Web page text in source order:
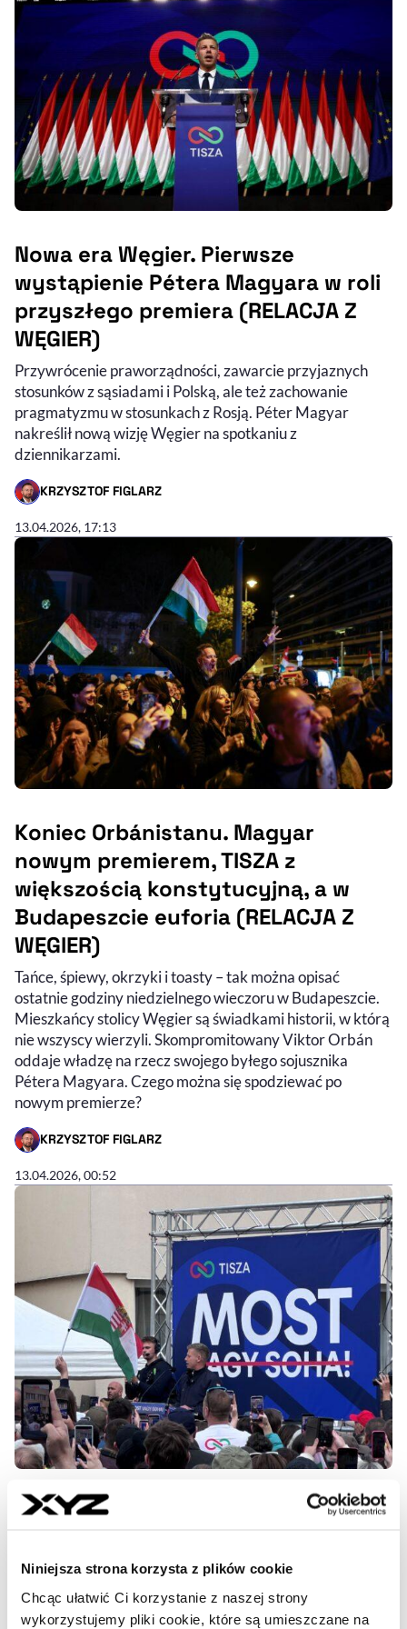
Niniejsza strona korzysta z plików cookie
Chcąc ułatwić Ci korzystanie z naszej strony
wykorzystujemy pliki cookie, które są umieszczane na
Nowa era Węgier. Pierwsze
wystąpienie Pétera Magyara w roli
przyszłego premiera (RELACJA Z
WĘGIER)
Przywrócenie praworządności, zawarcie przyjaznych
stosunków z sąsiadami i Polską, ale też zachowanie
pragmatyzmu w stosunkach z Rosją. Péter Magyar
nakreślił nową wizję Węgier na spotkaniu z
dziennikarzami.
KRZYSZTOF FIGLARZ
- AUTOR ARTYKUŁU - PROFIL
13.04.2026, 17:13
Koniec Orbánistanu. Magyar
nowym premierem, TISZA z
większością konstytucyjną, a w
Budapeszcie euforia (RELACJA Z
WĘGIER)
Tańce, śpiewy, okrzyki i toasty – tak można opisać
ostatnie godziny niedzielnego wieczoru w Budapeszcie.
Mieszkańcy stolicy Węgier są świadkami historii, w którą
nie wszyscy wierzyli. Skompromitowany Viktor Orbán
oddaje władzę na rzecz swojego byłego sojusznika
Pétera Magyara. Czego można się spodziewać po
nowym premierze?
KRZYSZTOF FIGLARZ
- AUTOR ARTYKUŁU - PROFIL
13.04.2026, 00:52
Węgrzy decydują. Byliśmy na finale
WĘGIER)
Węgrzy ruszyli do urn w historycznych wyborach
parlamentarnych, w których spodziewana jest